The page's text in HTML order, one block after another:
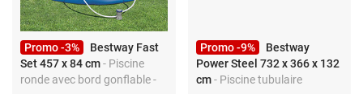
Promo -3%
Bestway Fast
Set 457 x 84 cm- Piscine
ronde avec bord gonflable -
Promo -9%
Bestway
Power Steel 732 x 366 x 132
cm - Piscine tubulaire